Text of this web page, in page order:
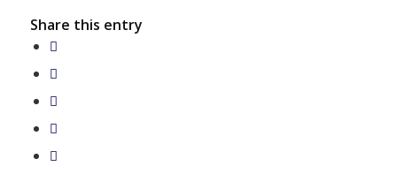
Share this entry